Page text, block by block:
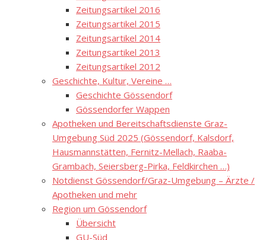
Zeitungsartikel 2016
Zeitungsartikel 2015
Zeitungsartikel 2014
Zeitungsartikel 2013
Zeitungsartikel 2012
Geschichte, Kultur, Vereine …
Geschichte Gössendorf
Gössendorfer Wappen
Apotheken und Bereitschaftsdienste Graz-
Umgebung Süd 2025 (Gössendorf, Kalsdorf,
Hausmannstätten, Fernitz-Mellach, Raaba-
Grambach, Seiersberg-Pirka, Feldkirchen …)
Notdienst Gössendorf/Graz-Umgebung – Ärzte /
Apotheken und mehr
Region um Gössendorf
Übersicht
GU-Süd